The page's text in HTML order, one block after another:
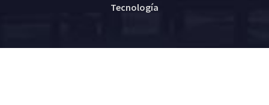
Tecnología